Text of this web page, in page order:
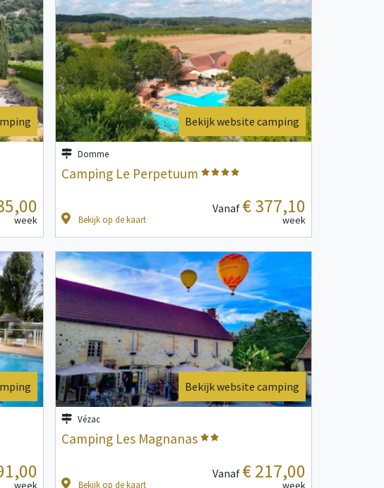
week
Bekijk website camping
Domme
Camping Le Perpetuum
Bekijk op de kaart
Vanaf € 377,10
week
week
Bekijk website camping
Vézac
Camping Les Magnanas
Bekijk op de kaart
Vanaf € 217,00
week